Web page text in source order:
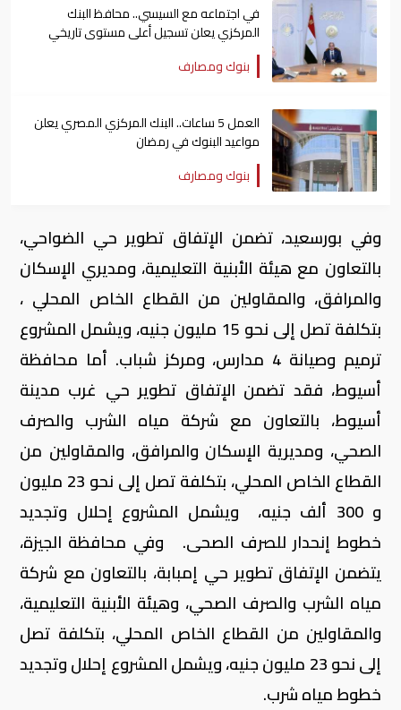
في اجتماعه مع السيسي.. محافظ البنك
المركزي يعلن تسجيل أعلى مستوى تاريخي
للاحتياطي الدولي
بنوك ومصارف
العمل 5 ساعات.. البنك المركزي المصري يعلن
مواعيد البنوك في رمضان
بنوك ومصارف
وفي بورسعيد، تضمن الإتفاق تطوير حي الضواحي،
بالتعاون مع هيئة الأبنية التعليمية، ومديري الإسكان
والمرافق، والمقاولين من القطاع الخاص المحلي ،
بتكلفة تصل إلى نحو 15 مليون جنيه، ويشمل المشروع
ترميم وصيانة 4 مدارس، ومركز شباب. أما محافظة
أسيوط، فقد تضمن الإتفاق تطوير حي غرب مدينة
أسيوط، بالتعاون مع شركة مياه الشرب والصرف
الصحي، ومديرية الإسكان والمرافق، والمقاولين من
القطاع الخاص المحلي، بتكلفة تصل إلى نحو 23 مليون
و 300 ألف جنيه، ويشمل المشروع إحلال وتجديد
خطوط إنحدار للصرف الصحى. وفي محافظة الجيزة،
يتضمن الإتفاق تطوير حي إمبابة، بالتعاون مع شركة
مياه الشرب والصرف الصحي، وهيئة الأبنية التعليمية،
والمقاولين من القطاع الخاص المحلي، بتكلفة تصل
إلى نحو 23 مليون جنيه، ويشمل المشروع إحلال وتجديد
خطوط مياه شرب.